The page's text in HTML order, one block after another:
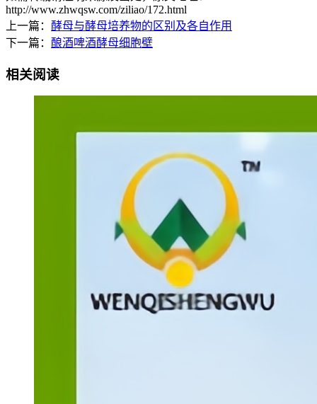
http://www.zhwqsw.com/ziliao/172.html
上一篇： 酵母与酵母培养物的区别及各自作用
下一篇： 酿酒啤酒酵母细胞壁
相关阅读